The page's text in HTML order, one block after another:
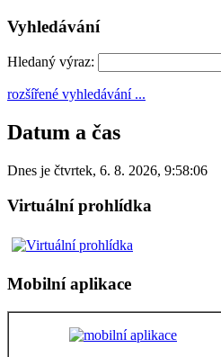
Vyhledávání
Hledaný výraz:
rozšířené vyhledávání ...
Datum a čas
Dnes je čtvrtek, 6. 8. 2026, 9:58:06
Virtuální prohlídka
Mobilní aplikace